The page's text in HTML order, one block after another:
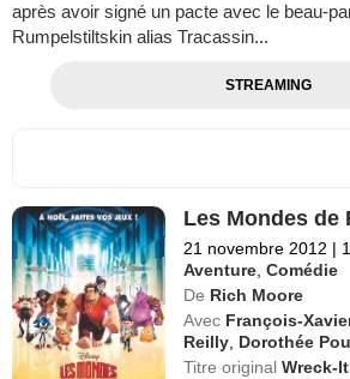
après avoir signé un pacte avec le beau-
Rumpelstiltskin alias Tracassin...
STREAMING
Les Mondes de
21 novembre 2012 |
Aventure ,Comédie
De Rich Moore
Avec François-
Reilly Dorothée
Titre originalWreck-